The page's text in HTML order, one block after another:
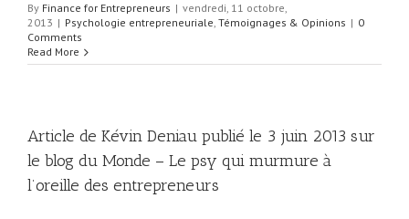
By Finance for Entrepreneurs | vendredi, 11 octobre,
2013 | Psychologie entrepreneuriale, Témoignages & Opinions | 0
Comments
Read More
Article de Kévin Deniau publié le 3 juin 2013 sur
le blog du Monde – Le psy qui murmure à
l’oreille des entrepreneurs